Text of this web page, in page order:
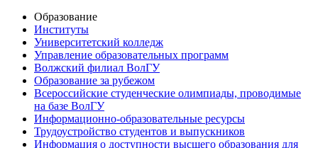
Образование
Институты
Университетский колледж
Управление образовательных программ
Волжский филиал ВолГУ
Образование за рубежом
Всероссийские студенческие олимпиады, проводимые
на базе ВолГУ
Информационно-образовательные ресурсы
Трудоустройство студентов и выпускников
Информация о доступности высшего образования для